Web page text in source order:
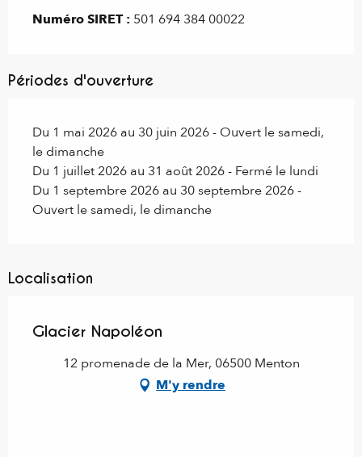
Numéro SIRET : 501 694 384 00022
Périodes d'ouverture
Du 1 mai 2026 au 30 juin 2026 - Ouvert le samedi,
le dimanche
Du 1 juillet 2026 au 31 août 2026 - Fermé le lundi
Du 1 septembre 2026 au 30 septembre 2026 -
Ouvert le samedi, le dimanche
Localisation
Glacier Napoléon
12 promenade de la Mer, 06500 Menton
M'y rendre